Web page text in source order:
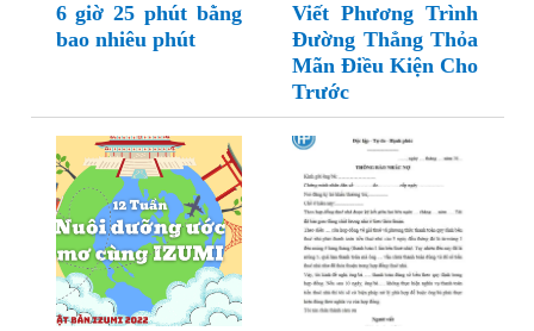
6 giờ 25 phút bằng
bao nhiêu phút
Viết Phương Trình
Đường Thẳng Thỏa
Mãn Điều Kiện Cho
Trước